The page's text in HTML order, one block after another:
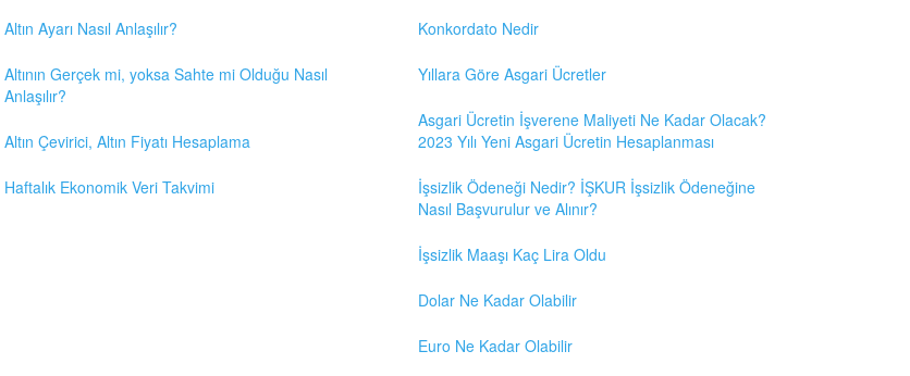
Altın Ayarı Nasıl Anlaşılır?
Altının Gerçek mi, yoksa Sahte mi Olduğu Nasıl
Anlaşılır?
Altın Çevirici, Altın Fiyatı Hesaplama
Haftalık Ekonomik Veri Takvimi
Konkordato Nedir
Yıllara Göre Asgari Ücretler
Asgari Ücretin İşverene Maliyeti Ne Kadar Olacak?
2023 Yılı Yeni Asgari Ücretin Hesaplanması
İşsizlik Ödeneği Nedir? İŞKUR İşsizlik Ödeneğine
Nasıl Başvurulur ve Alınır?
İşsizlik Maaşı Kaç Lira Oldu
Dolar Ne Kadar Olabilir
Euro Ne Kadar Olabilir